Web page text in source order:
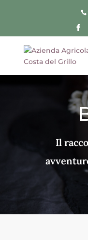
Il